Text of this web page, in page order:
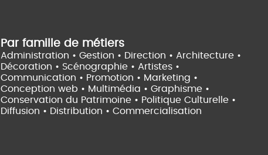
Par famille de métiers
Administration • Gestion • Direction • Architecture •
Décoration • Scénographie • Artistes •
Communication • Promotion • Marketing •
Conception web • Multimédia • Graphisme •
Conservation du Patrimoine • Politique Culturelle •
Diffusion • Distribution • Commercialisation